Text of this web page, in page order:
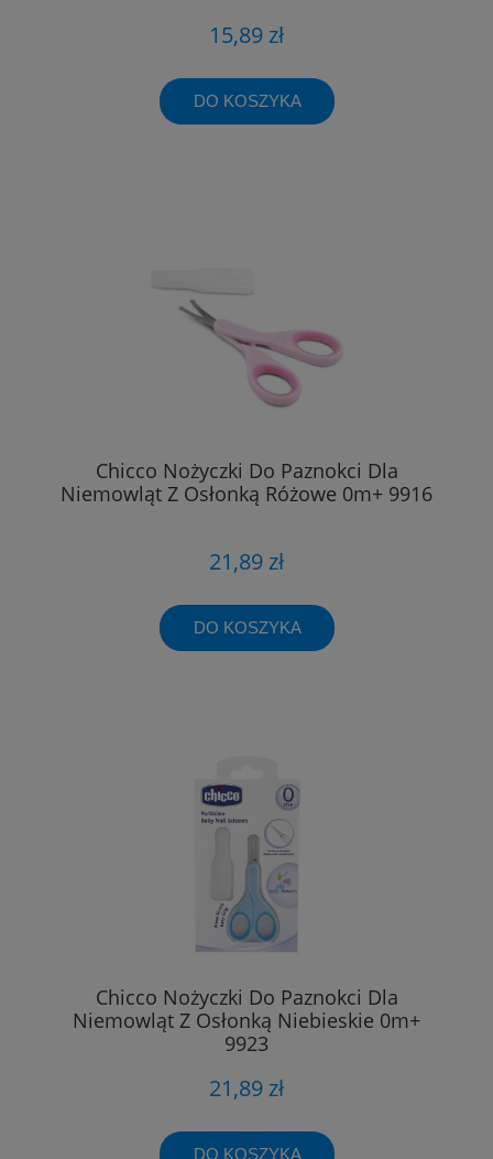
15,89 zł
DO KOSZYKA
Chicco Nożyczki Do Paznokci Dla
Niemowląt Z Osłonką Różowe 0m+ 9916
21,89 zł
DO KOSZYKA
Chicco Nożyczki Do Paznokci Dla
Niemowląt Z Osłonką Niebieskie 0m+
9923
21,89 zł
DO KOSZYKA